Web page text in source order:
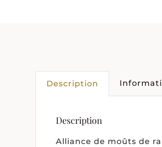
Description
Description
Alliance de moûts de